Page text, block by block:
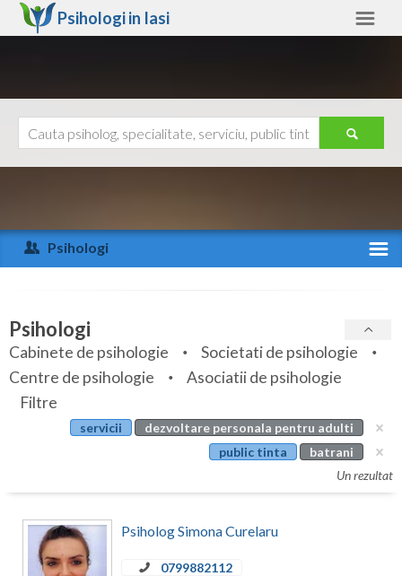
Psihologi in Iasi
Arad
Arges
Bihor
Bistrita-Nasaud
Botosani
Bucuresti
Buzau
Ajutor
Psihologi
Specialitati
Servicii
Articole
Evenimente
Psihologi
Cabinete de psihologie
Societati de psihologie
Centre de psihologie
Asociatii de psihologie
Filtre
servicii
dezvoltare personala pentru adulti
public tinta
batrani
Un rezultat
Psiholog Simona Curelaru
0799882112